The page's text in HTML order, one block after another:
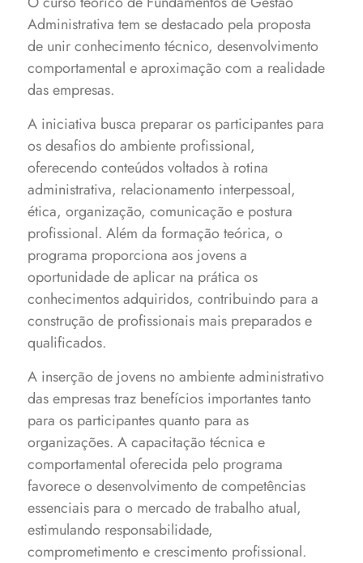
Administrativa tem se destacado pela proposta
de unir conhecimento técnico, desenvolvimento
comportamental e aproximação com a realidade
das empresas.
A iniciativa busca preparar os participantes para
os desafios do ambiente profissional,
oferecendo conteúdos voltados à rotina
administrativa, relacionamento interpessoal,
ética, organização, comunicação e postura
profissional. Além da formação teórica, o
programa proporciona aos jovens a
oportunidade de aplicar na prática os
conhecimentos adquiridos, contribuindo para a
construção de profissionais mais preparados e
qualificados.
A inserção de jovens no ambiente administrativo
das empresas traz benefícios importantes tanto
para os participantes quanto para as
organizações. A capacitação técnica e
comportamental oferecida pelo programa
favorece o desenvolvimento de competências
essenciais para o mercado de trabalho atual,
estimulando responsabilidade,
comprometimento e crescimento profissional.